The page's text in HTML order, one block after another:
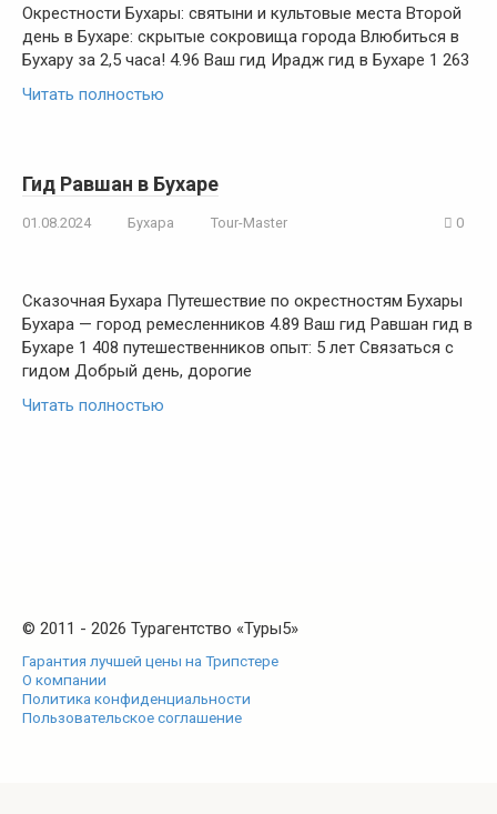
Окрестности Бухары: святыни и культовые места Второй
день в Бухаре: скрытые сокровища города Влюбиться в
Бухару за 2,5 часа! 4.96 Ваш гид Ирадж гид в Бухаре 1 263
Читать полностью
Гид Равшан в Бухаре
01.08.2024 Бухара Tour-Master 0
Сказочная Бухара Путешествие по окрестностям Бухары
Бухара — город ремесленников 4.89 Ваш гид Равшан гид в
Бухаре 1 408 путешественников опыт: 5 лет Связаться с
гидом Добрый день, дорогие
Читать полностью
© 2011 - 2026 Турагентство «Туры5»
Гарантия лучшей цены на Трипстере
О компании
Политика конфиденциальности
Пользовательское соглашение